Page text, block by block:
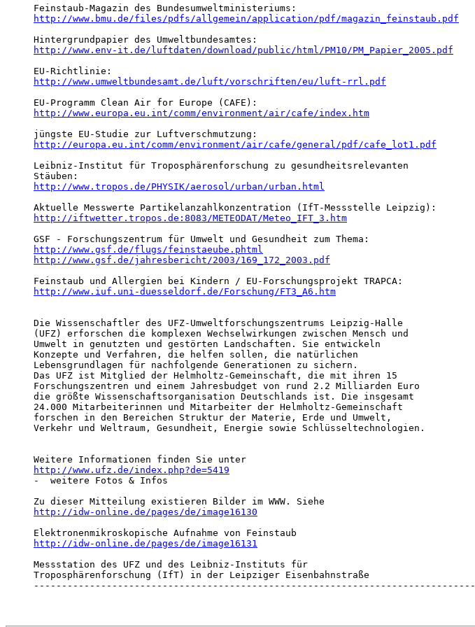
http://www.bmu.de/files/pdfs/allgemein/application/pdf/magazin_feinstaub.pdf
http://www.env-it.de/luftdaten/download/public/html/PM10/PM_Papier_2005.pdf
http://www.umweltbundesamt.de/luft/vorschriften/eu/luft-rrl.pdf
http://www.europa.eu.int/comm/environment/air/cafe/index.htm
http://europa.eu.int/comm/environment/air/cafe/general/pdf/cafe_lot1.pdf
Leibniz-Institut für Troposphärenforschung zu gesundheitsrelevanten
http://www.tropos.de/PHYSIK/aerosol/urban/urban.html
http://iftwetter.tropos.de:8083/METEODAT/Meteo_IFT_3.htm
http://www.gsf.de/flugs/feinstaeube.phtml
http://www.gsf.de/jahresbericht/2003/169_172_2003.pdf
http://www.iuf.uni-duesseldorf.de/Forschung/FT3_A6.htm
Die Wissenschaftler des UFZ-Umweltforschungszentrums Leipzig-Halle
(UFZ) erforschen die komplexen Wechselwirkungen zwischen Mensch und
Umwelt in genutzten und gestörten Landschaften. Sie entwickeln
Konzepte und Verfahren, die helfen sollen, die natürlichen
Lebensgrundlagen für nachfolgende Generationen zu sichern.
Das UFZ ist Mitglied der Helmholtz-Gemeinschaft, die mit ihren 15
Forschungszentren und einem Jahresbudget von rund 2.2 Milliarden Euro
die größte Wissenschaftsorganisation Deutschlands ist. Die insgesamt
24.000 Mitarbeiterinnen und Mitarbeiter der Helmholtz-Gemeinschaft
forschen in den Bereichen Struktur der Materie, Erde und Umwelt,
Verkehr und Weltraum, Gesundheit, Energie sowie Schlüsseltechnologien.
http://www.ufz.de/index.php?de=5419
-  weitere Fotos & Infos
http://idw-online.de/pages/de/image16130
http://idw-online.de/pages/de/image16131
Messstation des UFZ und des Leibniz-Instituts für
Troposphärenforschung (IfT) in der Leipziger Eisenbahnstraße
-------------------------------------------------------------------------------